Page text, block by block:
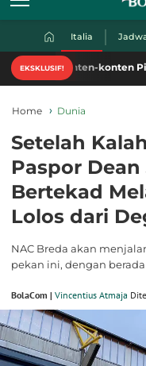
Italia
EKSKLUSIF!
konten Piala Dunia
Home Dunia
Setelah
Paspor Dean
Bertekad
Lolos dari
NAC Breda akan
pekan ini, dengan
BolaCom | Vincentius Atmaja